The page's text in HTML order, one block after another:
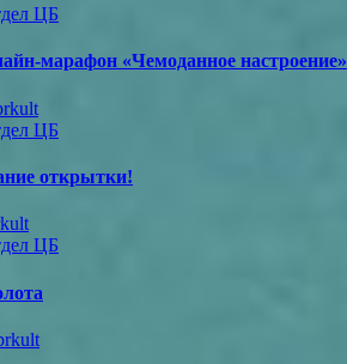
ЦБ
марафон «Чемоданное настроение»
ЦБ
открытки!
ЦБ